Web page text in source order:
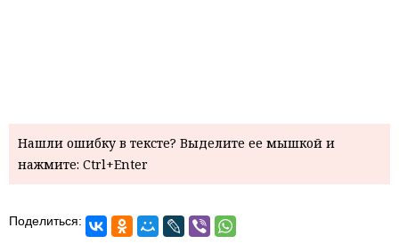
Нашли ошибку в тексте? Выделите ее мышкой и
нажмите: Ctrl+Enter
Поделиться: